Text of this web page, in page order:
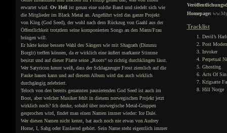
erwartet wird. Ov Hell ist genau eine solche Band und siedelt sich wie
die Mitglieder im Black Metal an. Angeführt wird das ganze Projekt
von King (God Seed), der wohl nach dem Rückzug von Gaahl aus der
Öffentlichkeit trotzdem seine komponierten Songs an den Mann/Frau
bringen will.
Er hätte keine bessere Wahl des Sängers wie mit Shagrath (Dimmu
Borgir) treffen können, da er wirklich eine äußert markante Stimme
besitzt und auf dieser Platte seine „Roots“ so richtig durchklingen lässt.
Wer Satyricon kennt weiß, dass der Schlagzeuger Frost ziemlich auf die
Pauke hauen kann und auf diesem Album wird das auch wirklich
durchgängig zelebriert.
Teloch von den bereits genannten pausierenden God Seed ist auch im
Boot, aber welcher Musiker fehlt in diesem norwegischen Projekt jetzt
wirklich noch? Ich denke, sobald über norwegische Metal-Gruppen
gesprochen wird, findet man einen Namen immer wieder: Ice Dale.
Wer diesen Namen nicht kennt, hat auch noch nie etwas von Audrey
Horne, I, Sahg oder Enslaved gehört. Sein Name steht eigentlich immer
Homepage:
Tracklist
Devil’s
Post
Invoker
Perpetual
Ghosting
Acts Of Sin
Krigsatte
Hill Norge